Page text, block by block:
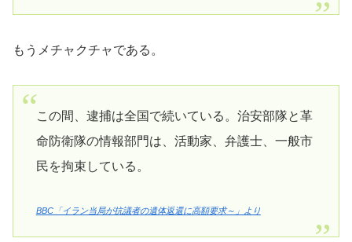
もうメチャクチャである。
この間、逮捕は全国で続いている。治安部隊と革
命防衛隊の情報部門は、活動家、弁護士、一般市
民を拘束している。
BBC「イラン当局が抗議者の遺体返還に高額要求～」より